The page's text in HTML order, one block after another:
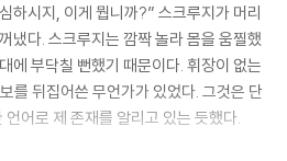
하시지, 이게 뭡니까?” 스크루지가 머리
냈다. 스크루지는 깜짝 놀라 몸을 움찔했
에 부닥칠 뻔했기 때문이다. 휘장이 없는
를 뒤집어쓴 무언가가 있었다. 그것은 단
어로 제 존재를 알리고 있는 듯했다.